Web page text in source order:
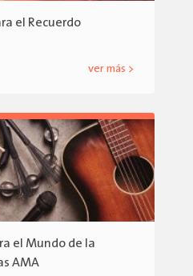
el Recuerdo
ver más >
el Mundo de la
AMA